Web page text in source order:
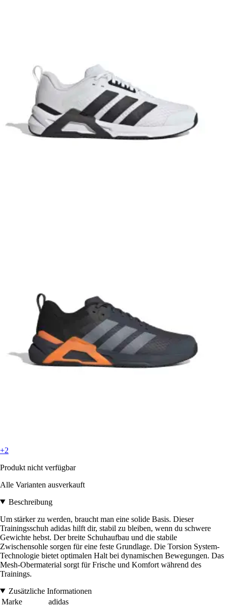
+2
Produkt nicht verfügbar
Alle Varianten ausverkauft
Beschreibung
Um stärker zu werden, braucht man eine solide Basis. Dieser
Trainingsschuh adidas hilft dir, stabil zu bleiben, wenn du schwere
Gewichte hebst. Der breite Schuhaufbau und die stabile
Zwischensohle sorgen für eine feste Grundlage. Die Torsion System-
Technologie bietet optimalen Halt bei dynamischen Bewegungen. Das
Mesh-Obermaterial sorgt für Frische und Komfort während des
Trainings.
Zusätzliche Informationen
Marke
adidas